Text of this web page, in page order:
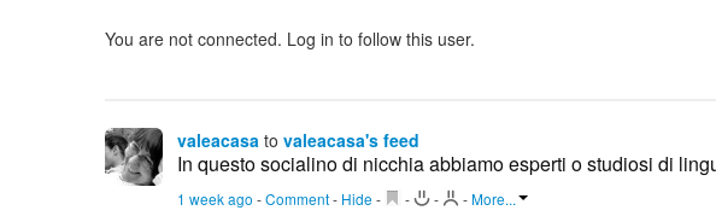
You are not connected. Log in to follow this user.
valeacasa to valeacasa's feed
In questo socialino di nicchia abbiamo esperti o studiosi di
1 week ago -Comment- Hide - - - -More...